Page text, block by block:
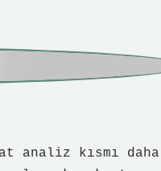
analiz kısmı daha
Kızıl renkte olan